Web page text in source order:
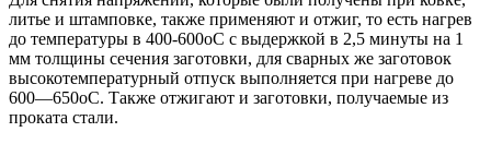
литье и штамповке, также применяют и отжиг, то есть нагрев
до температуры в 400-600оС с выдержкой в 2,5 минуты на 1
мм толщины сечения заготовки, для сварных же заготовок
высокотемпературный отпуск выполняется при нагреве до
600—650оС. Также отжигают и заготовки, получаемые из
проката стали.